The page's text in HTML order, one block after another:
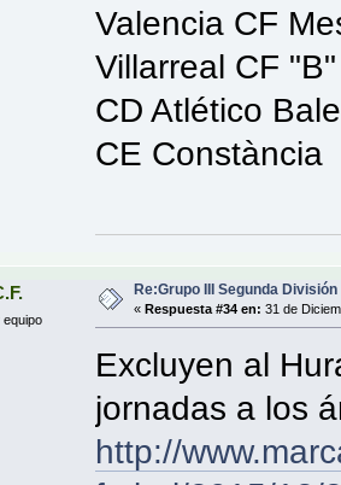
Valencia CF
Villarreal CF "B"
CD Atlético
CE Constància
equipo
Re:Grupo III Segunda
«Respuesta #34 en: 31 de
Excluyen al
jornadas a los
http://